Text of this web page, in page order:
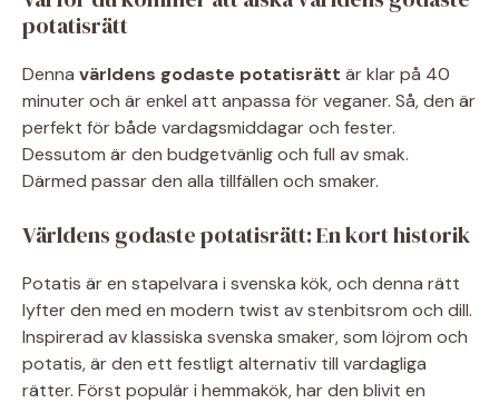
potatisrätt
Denna världens godaste potatisrätt är klar på 40
minuter och är enkel att anpassa för veganer. Så, den är
perfekt för både vardagsmiddagar och fester.
Dessutom är den budgetvänlig och full av smak.
Därmed passar den alla tillfällen och smaker.
Världens godaste potatisrätt: En kort historik
Potatis är en stapelvara i svenska kök, och denna rätt
lyfter den med en modern twist av stenbitsrom och dill.
Inspirerad av klassiska svenska smaker, som löjrom och
potatis, är den ett festligt alternativ till vardagliga
rätter. Först populär i hemmakök, har den blivit en